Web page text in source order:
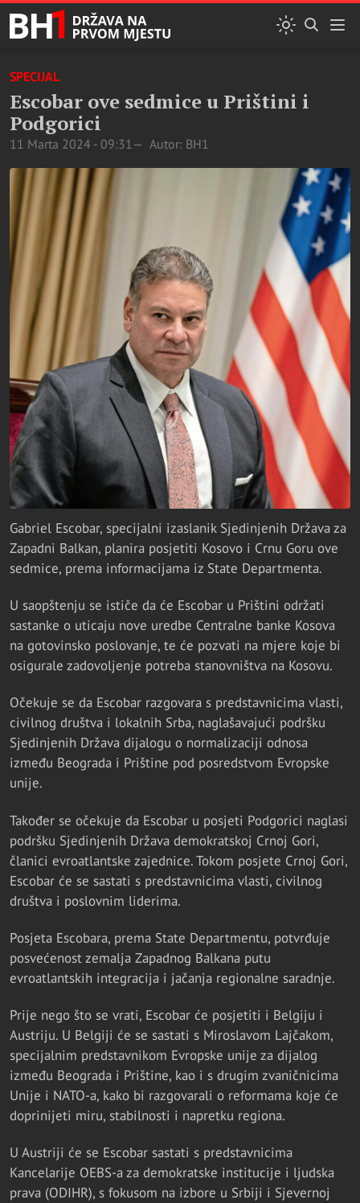
SPECIJAL
Escobar ove sedmice u Prištini i
Podgorici
11 Marta 2024 - 09:31 Autor: BH1
Gabriel Escobar, specijalni izaslanik Sjedinjenih Država za
Zapadni Balkan, planira posjetiti Kosovo i Crnu Goru ove
sedmice, prema informacijama iz State Departmenta.
U saopštenju se ističe da će Escobar u Prištini održati
sastanke o uticaju nove uredbe Centralne banke Kosova
na gotovinsko poslovanje, te će pozvati na mjere koje bi
osigurale zadovoljenje potreba stanovništva na Kosovu.
Očekuje se da Escobar razgovara s predstavnicima vlasti,
civilnog društva i lokalnih Srba, naglašavajući podršku
Sjedinjenih Država dijalogu o normalizaciji odnosa
između Beograda i Prištine pod posredstvom Evropske
unije.
Također se očekuje da Escobar u posjeti Podgorici naglasi
podršku Sjedinjenih Država demokratskoj Crnoj Gori,
članici evroatlantske zajednice. Tokom posjete Crnoj Gori,
Escobar će se sastati s predstavnicima vlasti, civilnog
društva i poslovnim liderima.
Posjeta Escobara, prema State Departmentu, potvrđuje
posvećenost zemalja Zapadnog Balkana putu
evroatlantskih integracija i jačanja regionalne saradnje.
Prije nego što se vrati, Escobar će posjetiti i Belgiju i
Austriju. U Belgiji će se sastati s Miroslavom Lajčakom,
specijalnim predstavnikom Evropske unije za dijalog
između Beograda i Prištine, kao i s drugim zvaničnicima
Unije i NATO-a, kako bi razgovarali o reformama koje će
doprinijeti miru, stabilnosti i napretku regiona.
U Austriji će se Escobar sastati s predstavnicima
Kancelarije OEBS-a za demokratske institucije i ljudska
prava (ODIHR), s fokusom na izbore u Srbiji i Sjevernoj